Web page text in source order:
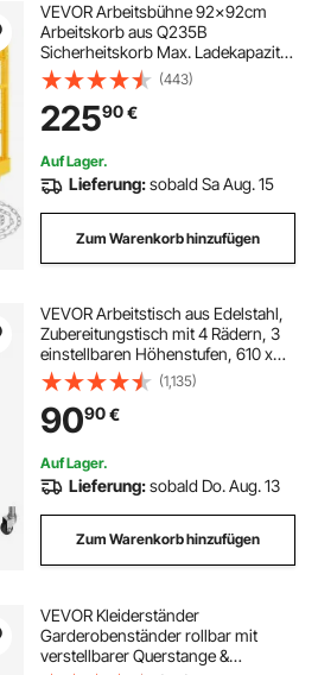
VEVOR Arbeitsbühne 92x92cm
Arbeitskorb aus Q235B
Sicherheitskorb Max. Ladekapazität
bis 544kg Staplerbühne für 1-2
Personen Gabelstapler Faltbar
Arbeitsplattform für sichere Arbeit
in der Höhe
(443)
22590€
Auf Lager.
Lieferung:sobald Sa Aug. 15
Zum Warenkorb hinzufügen
VEVOR Arbeitstisch aus Edelstahl,
Zubereitungstisch mit 4 Rädern, 3
einstellbaren Höhenstufen, 610 x
762 x 954,6 mm Küchentisch
Arbeitstisch zur
Lebensmittelzubereitung für
gewerbliche Restaurants
(1,135)
9090€
Auf Lager.
Lieferung:sobald Do. Aug. 13
Zum Warenkorb hinzufügen
VEVOR Kleiderständer
Garderobenständer rollbar mit
verstellbarer Querstange &